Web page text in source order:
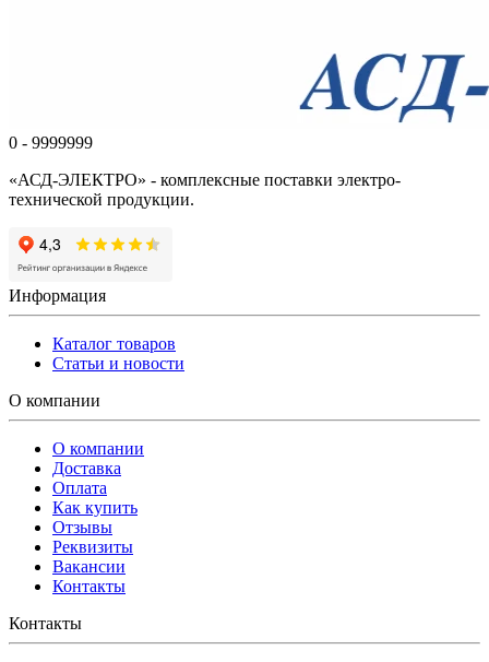
0 - 9999999
«АСД-ЭЛЕКТРО» - комплексные поставки электро-
технической продукции.
Информация
Каталог товаров
Статьи и новости
О компании
О компании
Доставка
Оплата
Как купить
Отзывы
Реквизиты
Вакансии
Контакты
Контакты